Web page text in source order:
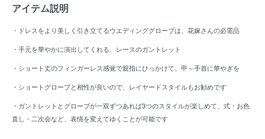
アイテム説明
・ドレスをより美しく引き立てるウエディンググローブは、花嫁さんの必需品
・手元を華やかに演出してくれる、レースのガントレット
・ショート丈のフィンガーレス感覚で親指にひっかけて、甲～手首に華やぎを
・ショートグローブと相性が良いので、レイヤードスタイルもお勧めです
・ガントレットとグローブが一双ずつあれば3つのスタイルが楽しめて、式・お色
直し・二次会など、表情を変えてゆくことが可能です